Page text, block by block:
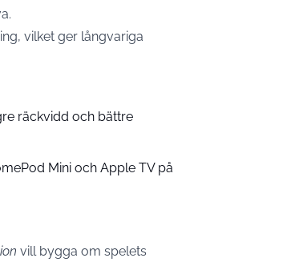
vilket ger långvariga
räckvidd och bättre
Mini och Apple TV på
vill bygga om spelets